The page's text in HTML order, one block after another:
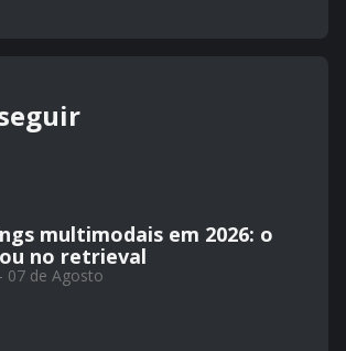
multimodais em 2026: o
no retrieval
07 de Agosto